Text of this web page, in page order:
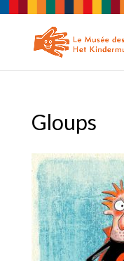
Gloups